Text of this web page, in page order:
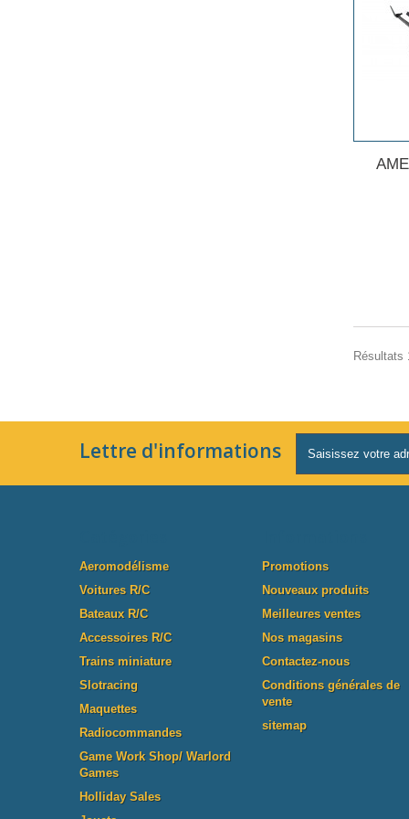
Résultats
Lettre d'informations
Aeromodélisme
Voitures R/C
Bateaux R/C
Accessoires R/C
Trains miniature
Slotracing
Maquettes
Radiocommandes
Game Work Shop/ Warlord
Games
Holliday Sales
Promotions
Nouveaux produits
Meilleures ventes
Nos magasins
Contactez-nous
Conditions générales de
vente
sitemap